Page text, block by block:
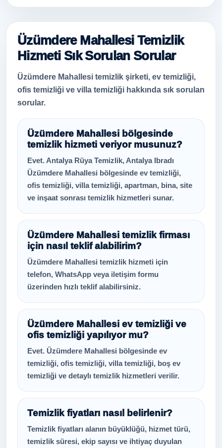
Üzümdere Mahallesi Temizlik
Hizmeti Sık Sorulan Sorular
Üzümdere Mahallesi temizlik şirketi, ev temizliği,
ofis temizliği ve villa temizliği hakkında sık sorulan
sorular.
Üzümdere Mahallesi bölgesinde
temizlik hizmeti veriyor musunuz?
Evet. Antalya Rüya Temizlik, Antalya Ibradı
Üzümdere Mahallesi bölgesinde ev temizliği,
ofis temizliği, villa temizliği, apartman, bina, site
ve inşaat sonrası temizlik hizmetleri sunar.
Üzümdere Mahallesi temizlik firması
için nasıl teklif alabilirim?
Üzümdere Mahallesi temizlik hizmeti için
telefon, WhatsApp veya iletişim formu
üzerinden hızlı teklif alabilirsiniz.
Üzümdere Mahallesi ev temizliği ve
ofis temizliği yapılıyor mu?
Evet. Üzümdere Mahallesi bölgesinde ev
temizliği, ofis temizliği, villa temizliği, boş ev
temizliği ve detaylı temizlik hizmetleri verilir.
Temizlik fiyatları nasıl belirlenir?
Temizlik fiyatları alanın büyüklüğü, hizmet türü,
temizlik süresi, ekip sayısı ve ihtiyaç duyulan